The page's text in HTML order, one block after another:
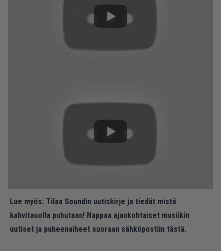
Lue myös: Tilaa Soundin uutiskirje ja tiedät mistä
kahvitauolla puhutaan! Nappaa ajankohtaiset musiikin
uutiset ja puheenaiheet suoraan sähköpostiin tästä.